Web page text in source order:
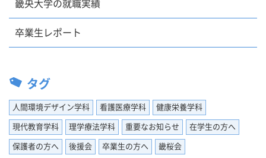
畿央大学の就職実績
卒業生レポート
タグ
人間環境デザイン学科 看護医療学科 健康栄養学科
現代教育学科 理学療法学科 重要なお知らせ 在学生の方へ
保護者の方へ 後援会 卒業生の方へ 畿桜会